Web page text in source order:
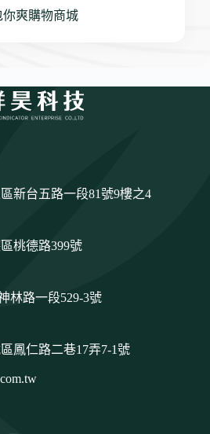
你爽購物商城
新台五路一段81號9樓之4
桃德路399號
林路一段529-3號
鳳仁路二巷17弄7-1號